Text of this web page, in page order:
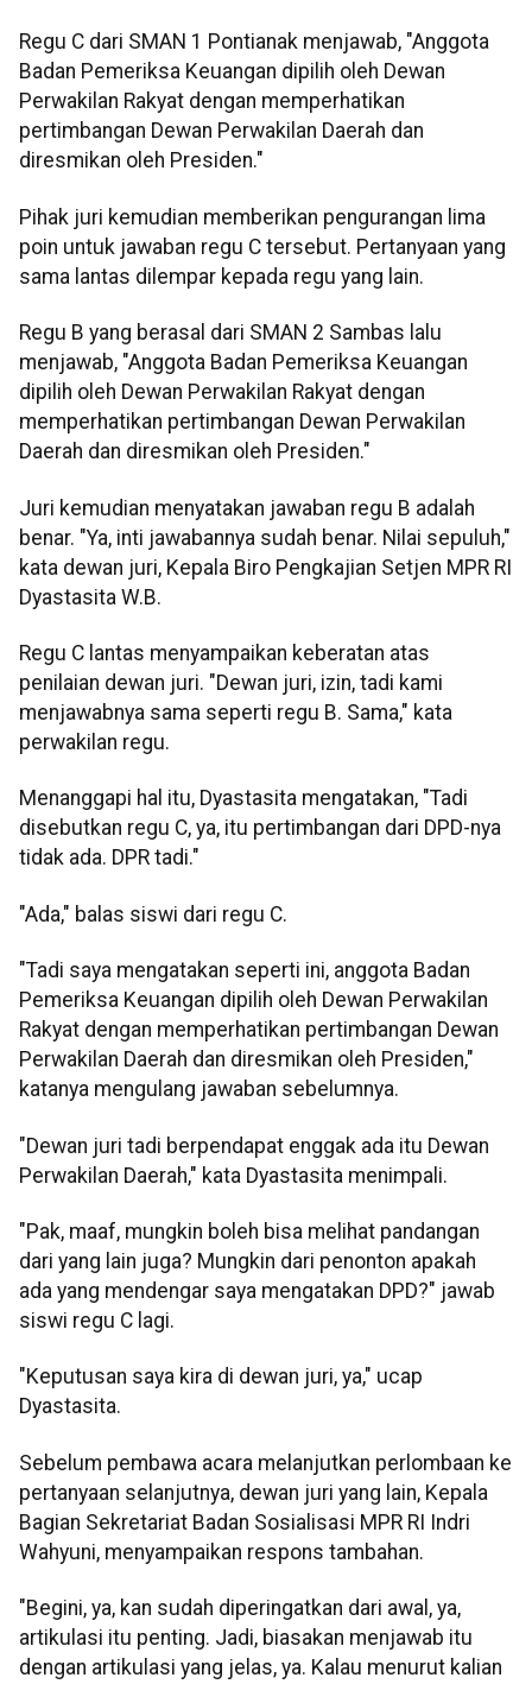
Regu C dari SMAN 1 Pontianak menjawab, "Anggota
Badan Pemeriksa Keuangan dipilih oleh Dewan
Perwakilan Rakyat dengan memperhatikan
pertimbangan Dewan Perwakilan Daerah dan
diresmikan oleh Presiden."
Pihak juri kemudian memberikan pengurangan lima
poin untuk jawaban regu C tersebut. Pertanyaan yang
sama lantas dilempar kepada regu yang lain.
Regu B yang berasal dari SMAN 2 Sambas lalu
menjawab, "Anggota Badan Pemeriksa Keuangan
dipilih oleh Dewan Perwakilan Rakyat dengan
memperhatikan pertimbangan Dewan Perwakilan
Daerah dan diresmikan oleh Presiden."
Juri kemudian menyatakan jawaban regu B adalah
benar. "Ya, inti jawabannya sudah benar. Nilai sepuluh,"
kata dewan juri, Kepala Biro Pengkajian Setjen MPR RI
Dyastasita W.B.
Regu C lantas menyampaikan keberatan atas
penilaian dewan juri. "Dewan juri, izin, tadi kami
menjawabnya sama seperti regu B. Sama," kata
perwakilan regu.
Menanggapi hal itu, Dyastasita mengatakan, "Tadi
disebutkan regu C, ya, itu pertimbangan dari DPD-nya
tidak ada. DPR tadi."
"Ada," balas siswi dari regu C.
"Tadi saya mengatakan seperti ini, anggota Badan
Pemeriksa Keuangan dipilih oleh Dewan Perwakilan
Rakyat dengan memperhatikan pertimbangan Dewan
Perwakilan Daerah dan diresmikan oleh Presiden,"
katanya mengulang jawaban sebelumnya.
"Dewan juri tadi berpendapat enggak ada itu Dewan
Perwakilan Daerah," kata Dyastasita menimpali.
"Pak, maaf, mungkin boleh bisa melihat pandangan
dari yang lain juga? Mungkin dari penonton apakah
ada yang mendengar saya mengatakan DPD?" jawab
siswi regu C lagi.
"Keputusan saya kira di dewan juri, ya," ucap
Dyastasita.
Sebelum pembawa acara melanjutkan perlombaan ke
pertanyaan selanjutnya, dewan juri yang lain, Kepala
Bagian Sekretariat Badan Sosialisasi MPR RI Indri
Wahyuni, menyampaikan respons tambahan.
"Begini, ya, kan sudah diperingatkan dari awal, ya,
artikulasi itu penting. Jadi, biasakan menjawab itu
dengan artikulasi yang jelas, ya. Kalau menurut kalian